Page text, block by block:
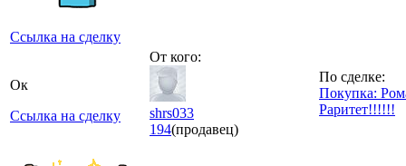
Ссылка на сделку
Ок
Ссылка на сделку
От кого:
shrs033
194(продавец)
По сделке:
Покупка:
Раритет!!!!!!